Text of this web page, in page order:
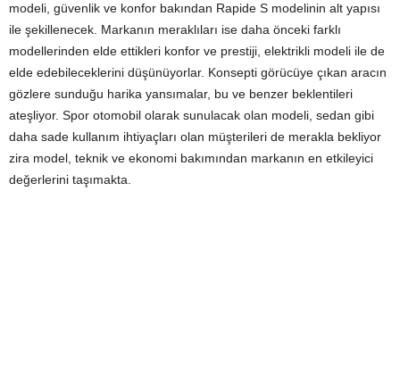
modeli, güvenlik ve konfor bakından Rapide S modelinin alt yapısı
ile şekillenecek. Markanın meraklıları ise daha önceki farklı
modellerinden elde ettikleri konfor ve prestiji, elektrikli modeli ile de
elde edebileceklerini düşünüyorlar. Konsepti görücüye çıkan aracın
gözlere sunduğu harika yansımalar, bu ve benzer beklentileri
ateşliyor. Spor otomobil olarak sunulacak olan modeli, sedan gibi
daha sade kullanım ihtiyaçları olan müşterileri de merakla bekliyor
zira model, teknik ve ekonomi bakımından markanın en etkileyici
değerlerini taşımakta.